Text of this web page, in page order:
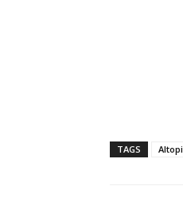
TAGS